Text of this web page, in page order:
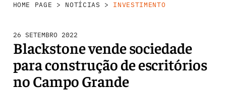
HOME PAGE > NOTÍCIAS > INVESTIMENTO
26 SETEMBRO 2022
Blackstone vende sociedade
para construção de escritórios
no Campo Grande